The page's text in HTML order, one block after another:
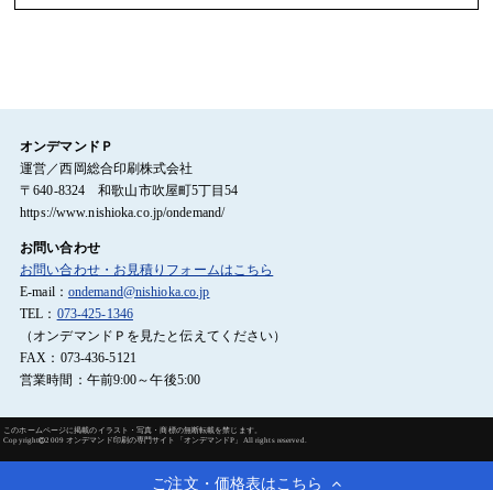
ご注文・価格表はこちら
オンデマンドＰ
運営／西岡総合印刷株式会社
〒640-8324 和歌山市吹屋町5丁目54
https://www.nishioka.co.jp/ondemand/
お問い合わせ
お問い合わせ・お見積りフォームはこちら
E-mail： ondemand@nishioka.co.jp
TEL： 073-425-1346
（オンデマンドＰを見たと伝えてください）
FAX：073-436-5121
営業時間：午前9:00～午後5:00
このホームページに掲載のイラスト・写真・商標の無断転載を禁じます。
Copyright
2009 オンデマンド印刷の専門サイト「オンデマンドP」All rights reserved.